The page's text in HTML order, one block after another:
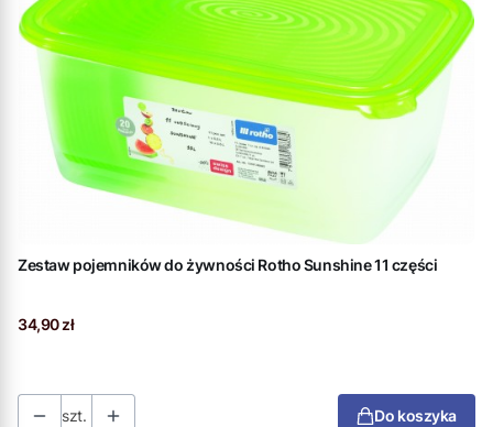
Zestaw pojemników do żywności Rotho Sunshine 11 części
Cena
34,90 zł
szt. Do koszyka